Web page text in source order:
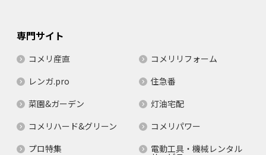
専門サイト
コメリ産直
コメリリフォーム
レンガ.pro
住急番
菜園&ガーデン
灯油宅配
コメリハード&グリーン
コメリパワー
プロ特集
電動工具・機械レンタル